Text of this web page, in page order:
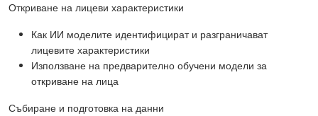
Откриване на лицеви характеристики
Как ИИ моделите идентифицират и разграничават
лицевите характеристики
Използване на предварително обучени модели за
откриване на лица
Събиране и подготовка на данни